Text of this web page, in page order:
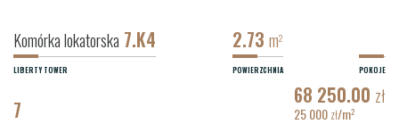
LIBERTY TOWER
Komórka lokatorska 7.K4
POWIERZCHNIA
2.73 m2
POKOJE
7
68 250.00 zł
25 000 zł/m2